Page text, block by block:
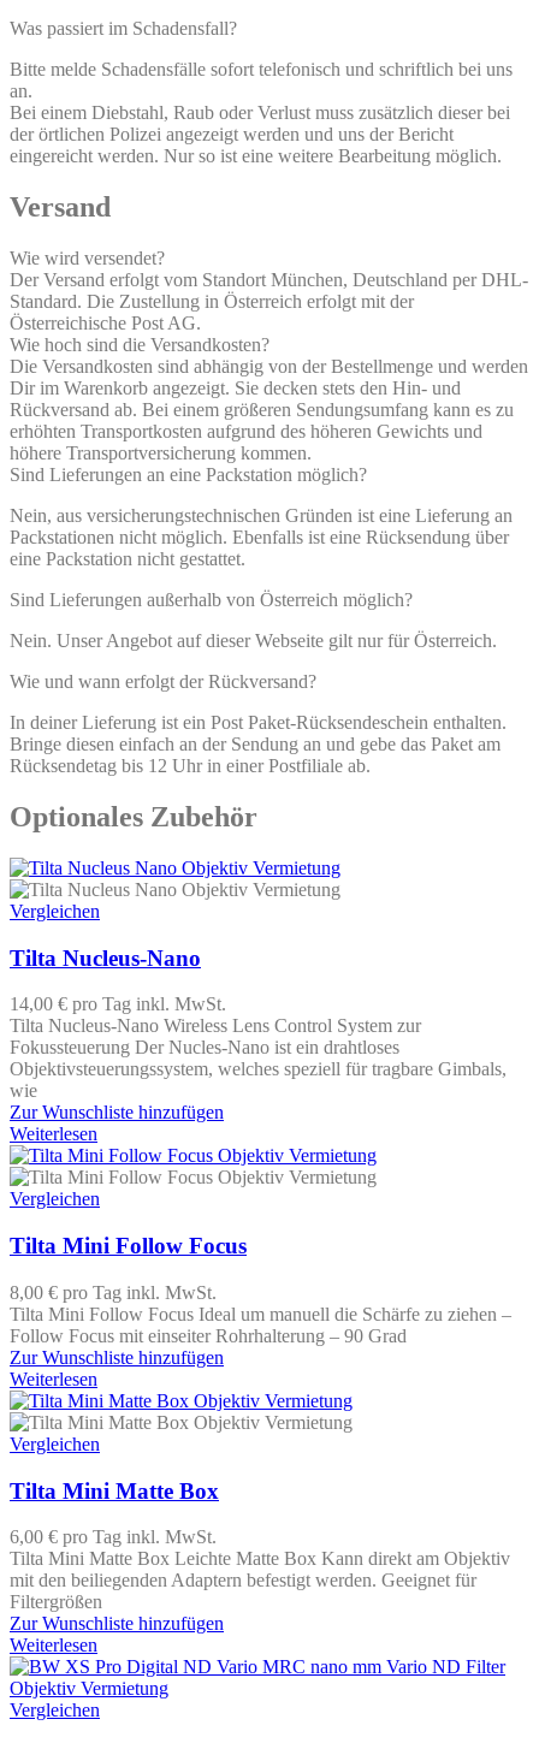
Was passiert im Schadensfall?
Bitte melde Schadensfälle sofort telefonisch und schriftlich bei uns
an.
Bei einem Diebstahl, Raub oder Verlust muss zusätzlich dieser bei
der örtlichen Polizei angezeigt werden und uns der Bericht
eingereicht werden. Nur so ist eine weitere Bearbeitung möglich.
Versand
Wie wird versendet?
Der Versand erfolgt vom Standort München, Deutschland per DHL-
Standard. Die Zustellung in Österreich erfolgt mit der
Österreichische Post AG.
Wie hoch sind die Versandkosten?
Die Versandkosten sind abhängig von der Bestellmenge und werden
Dir im Warenkorb angezeigt. Sie decken stets den Hin- und
Rückversand ab. Bei einem größeren Sendungsumfang kann es zu
erhöhten Transportkosten aufgrund des höheren Gewichts und
höhere Transportversicherung kommen.
Sind Lieferungen an eine Packstation möglich?
Nein, aus versicherungstechnischen Gründen ist eine Lieferung an
Packstationen nicht möglich. Ebenfalls ist eine Rücksendung über
eine Packstation nicht gestattet.
Sind Lieferungen außerhalb von Österreich möglich?
Nein. Unser Angebot auf dieser Webseite gilt nur für Österreich.
Wie und wann erfolgt der Rückversand?
In deiner Lieferung ist ein Post Paket-Rücksendeschein enthalten.
Bringe diesen einfach an der Sendung an und gebe das Paket am
Rücksendetag bis 12 Uhr in einer Postfiliale ab.
Optionales Zubehör
Vergleichen
Tilta Nucleus-Nano
14,00 € pro Tag inkl. MwSt.
Tilta Nucleus-Nano Wireless Lens Control System zur
Fokussteuerung Der Nucles-Nano ist ein drahtloses
Objektivsteuerungssystem, welches speziell für tragbare Gimbals,
wie
Zur Wunschliste hinzufügen
Weiterlesen
Vergleichen
Tilta Mini Follow Focus
8,00 € pro Tag inkl. MwSt.
Tilta Mini Follow Focus Ideal um manuell die Schärfe zu ziehen –
Follow Focus mit einseiter Rohrhalterung – 90 Grad
Zur Wunschliste hinzufügen
Weiterlesen
Vergleichen
Tilta Mini Matte Box
6,00 € pro Tag inkl. MwSt.
Tilta Mini Matte Box Leichte Matte Box Kann direkt am Objektiv
mit den beiliegenden Adaptern befestigt werden. Geeignet für
Filtergrößen
Zur Wunschliste hinzufügen
Weiterlesen
Vergleichen